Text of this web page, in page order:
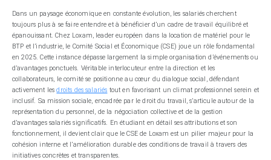
Dans un paysage économique en constante évolution, les salariés cherchent
toujours plus à se faire entendre et à bénéficier d’un cadre de travail équilibré et
épanouissant. Chez Loxam, leader européen dans la location de matériel pour le
BTP et l’industrie, le Comité Social et Économique (CSE) joue un rôle fondamental
en 2025. Cette instance dépasse largement la simple organisation d’événements ou
d’avantages ponctuels. Véritable interlocuteur entre la direction et les
collaborateurs, le comité se positionne au cœur du dialogue social, défendant
activement lesdroits des salariés tout en favorisant un climat professionnel serein et
inclusif. Sa mission sociale, encadrée par le droit du travail, s’articule autour de la
représentation du personnel, de la négociation collective et de la gestion
d’avantages salariés significatifs. En étudiant en détail ses attributions et son
fonctionnement, il devient clair que le CSE de Loxam est un pilier majeur pour la
cohésion interne et l’amélioration durable des conditions de travail à travers des
initiatives concrètes et transparentes.